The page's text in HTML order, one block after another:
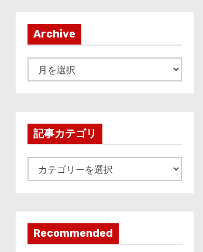
Archive
r
v
記事カテゴリ
事
ゴ
リ
Recommended